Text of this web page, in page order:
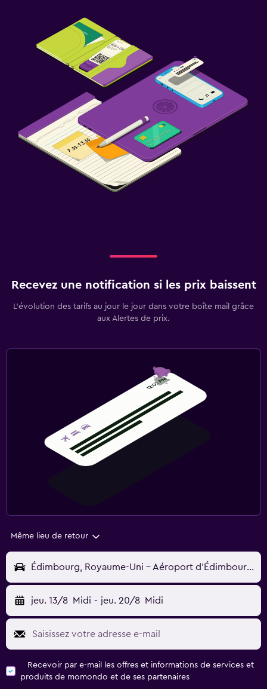
Recevez une notification si les prix baissent
L’évolution des tarifs au jour le jour dans votre boîte mail grâce
aux Alertes de prix.
Même lieu de retour
Édimbourg, Royaume-Uni - Aéroport d'Édimbourg (EDI)
jeu. 13/8 Midi - jeu. 20/8 Midi
Recevoir par e-mail les offres et informations de services et
produits de momondo et de ses partenaires